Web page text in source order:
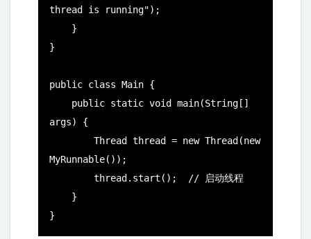
thread is running");
}
public class Main {
args) {
MyRunnable());
}